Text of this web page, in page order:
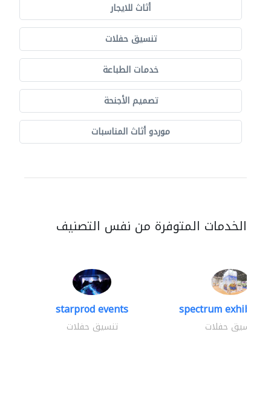
أثاث للايجار
تنسيق حفلات
خدمات الطباعة
تصميم الأجنحة
موردو أثاث المناسبات
الخدمات المتوفرة من نفس التصنيف
starprod events
تنسيق حفلات
spectrum
تنسيق حفلات